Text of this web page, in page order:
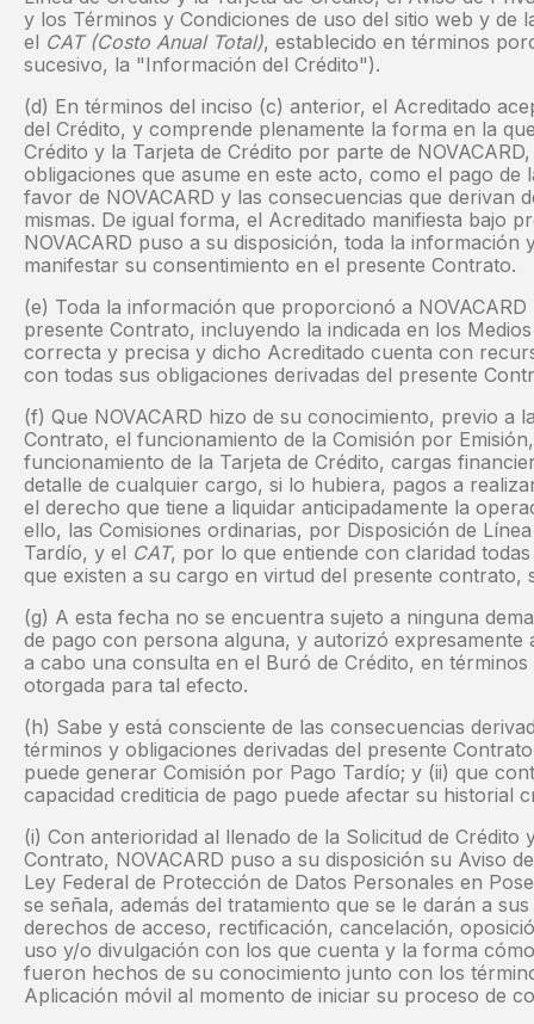
y los Términos y Condiciones de uso del sitio web y de
el CAT (Costo Anual Total), establecido en términos
sucesivo, la "Información del Crédito").
(d) En términos del inciso (c) anterior, el Acreditado
del Crédito, y comprende plenamente la forma en la
Crédito y la Tarjeta de Crédito por parte de
obligaciones que asume en este acto, como el pago de
favor de NOVACARD y las consecuencias que derivan
mismas. De igual forma, el Acreditado manifiesta bajo
NOVACARD puso a su disposición, toda la información
manifestar su consentimiento en el presente Contrato.
(e) Toda la información que proporcionó a
presente Contrato, incluyendo la indicada en los
correcta y precisa y dicho Acreditado cuenta con
con todas sus obligaciones derivadas del presente
(f) Que NOVACARD hizo de su conocimiento, previo a
Contrato, el funcionamiento de la Comisión por
funcionamiento de la Tarjeta de Crédito, cargas
detalle de cualquier cargo, si lo hubiera, pagos a
el derecho que tiene a liquidar anticipadamente la
ello, las Comisiones ordinarias, por Disposición de
Tardío, y el CAT, por lo que entiende con claridad
que existen a su cargo en virtud del presente contrato,
(g) A esta fecha no se encuentra sujeto a ninguna
de pago con persona alguna, y autorizó expresamente
a cabo una consulta en el Buró de Crédito, en
otorgada para tal efecto.
(h) Sabe y está consciente de las consecuencias
términos y obligaciones derivadas del presente
puede generar Comisión por Pago Tardío; y (ii) que
capacidad crediticia de pago puede afectar su historial
(i) Con anterioridad al llenado de la Solicitud de Crédito
Contrato, NOVACARD puso a su disposición su Aviso
Ley Federal de Protección de Datos Personales en
se señala, además del tratamiento que se le darán a
derechos de acceso, rectificación, cancelación,
uso y/o divulgación con los que cuenta y la forma
fueron hechos de su conocimiento junto con los
Aplicación móvil al momento de iniciar su proceso de